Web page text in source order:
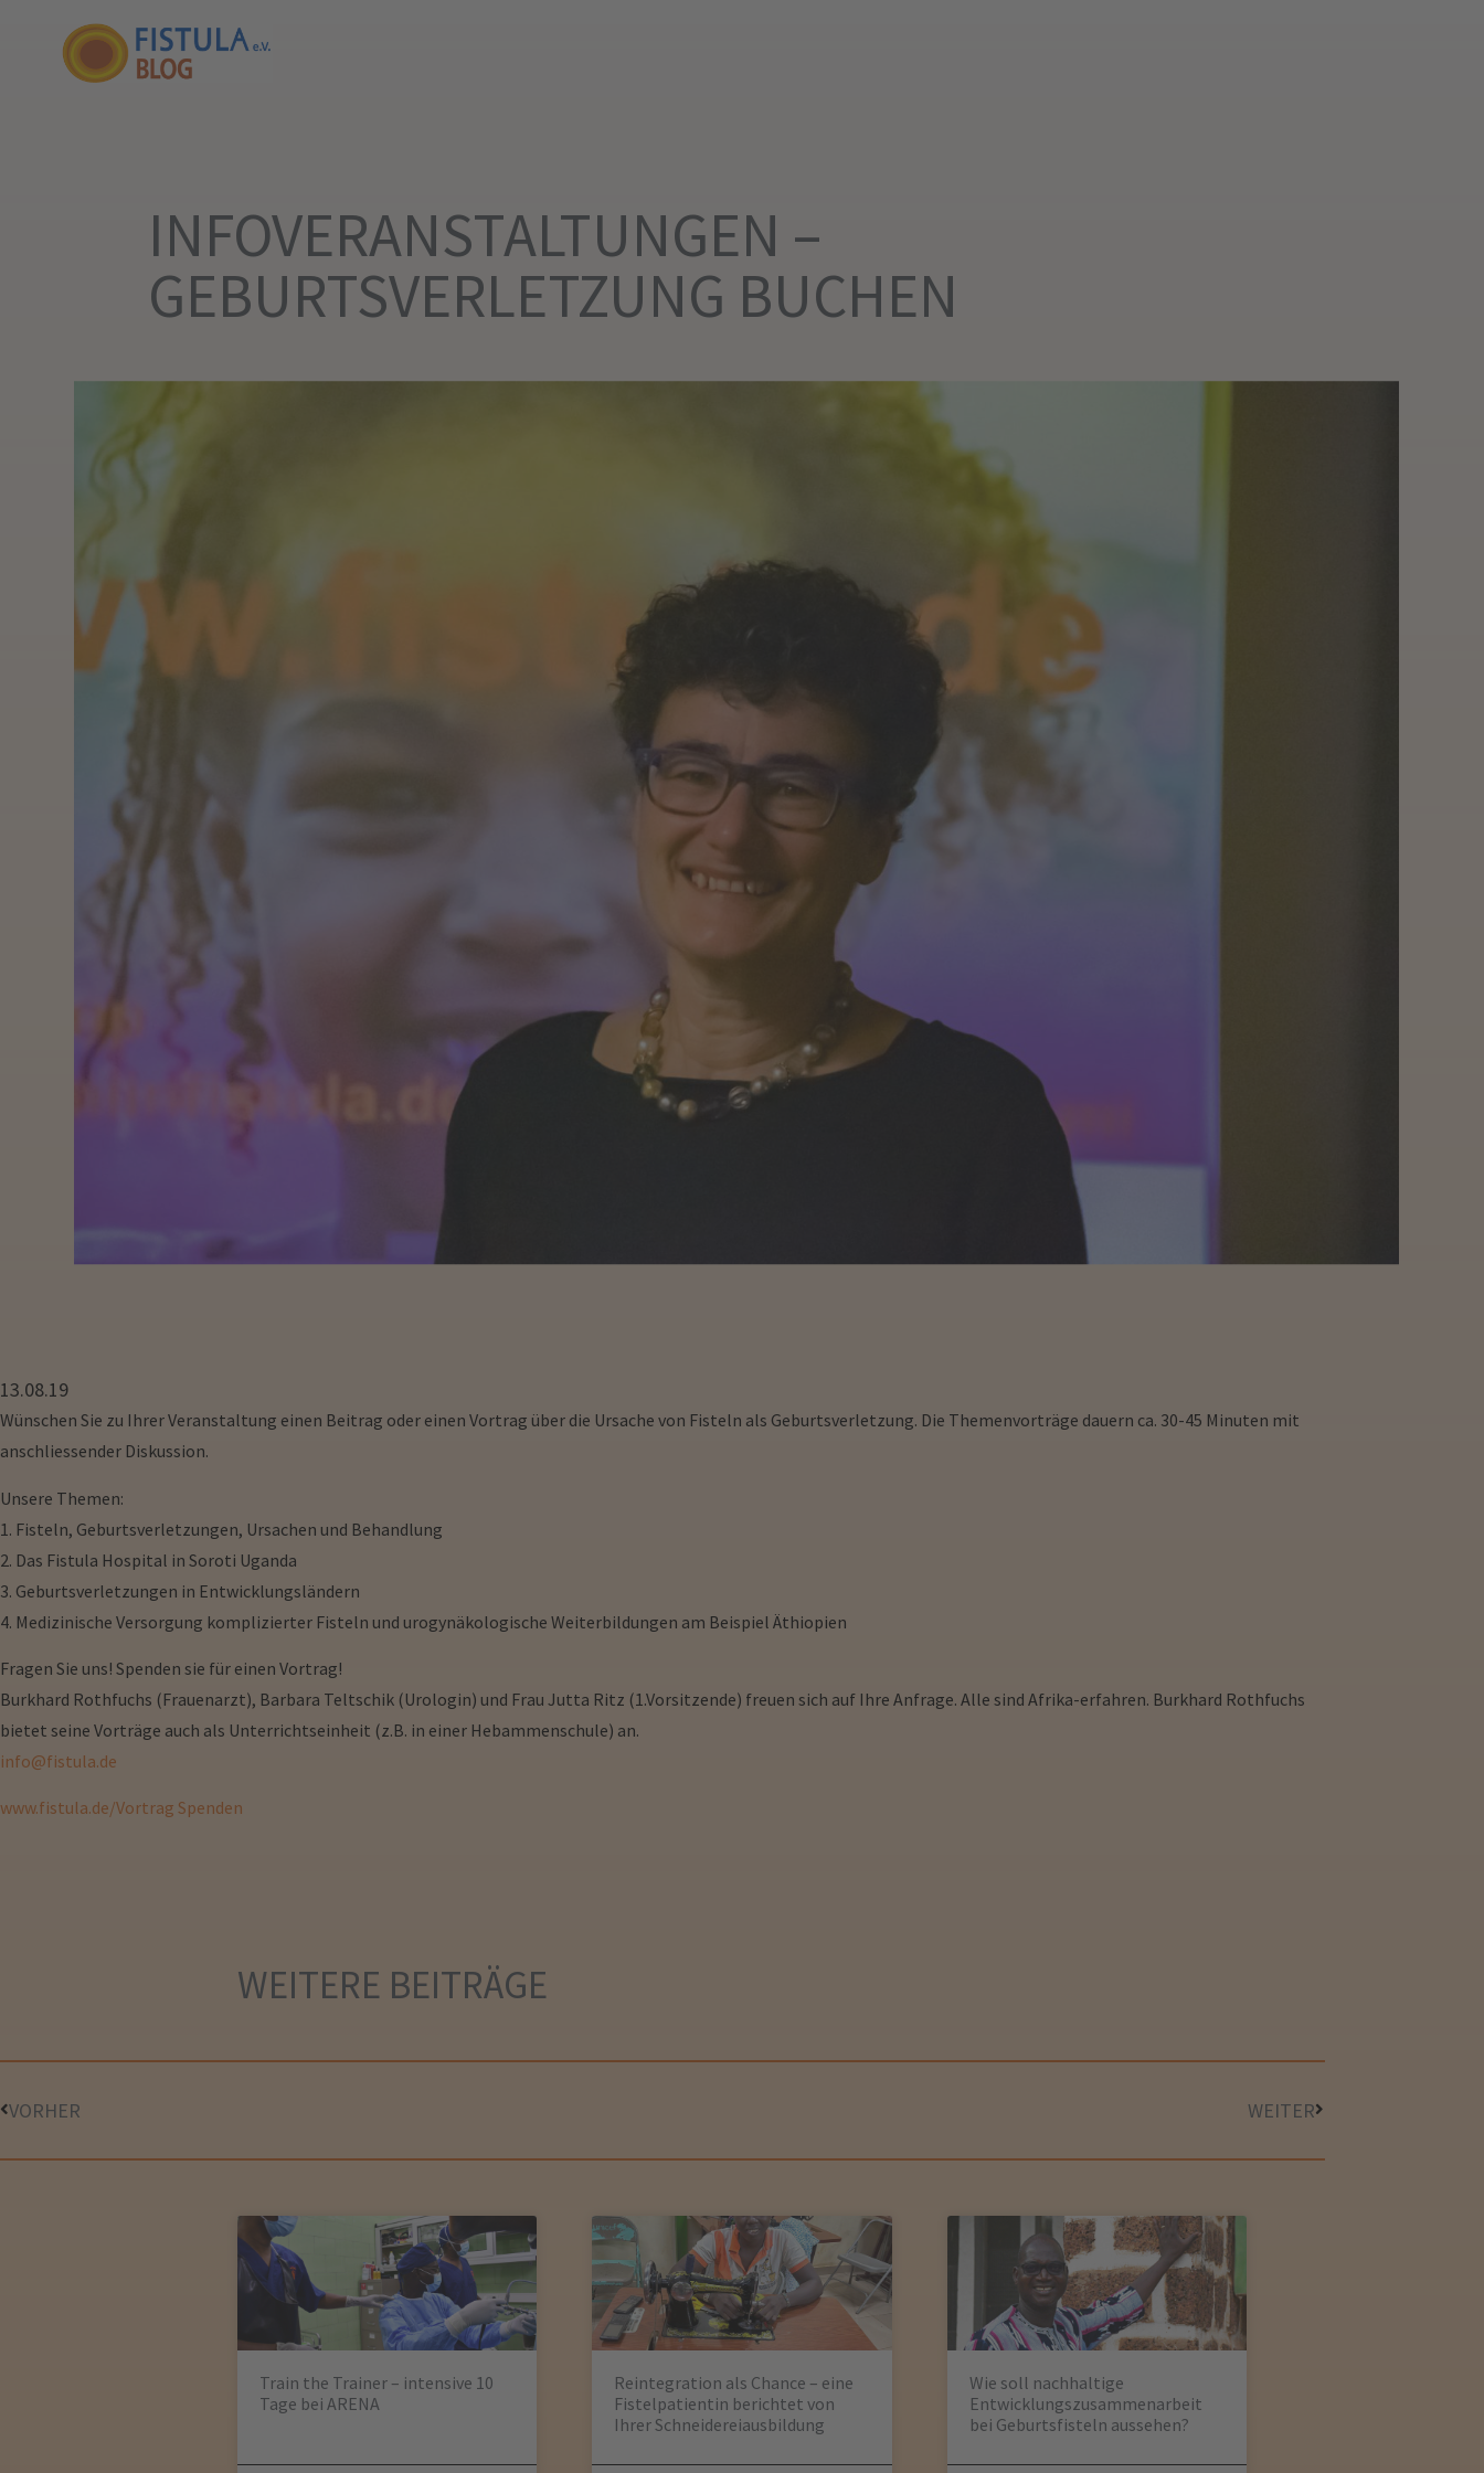
INFOVERANSTALTUNGEN –
GEBURTSVERLETZUNG BUCHEN
13.08.19
Wünschen Sie zu Ihrer Veranstaltung einen Beitrag oder einen Vortrag über die Ursache von Fisteln als Geburtsverletzung. Die Themenvorträge dauern ca. 30-45 Minuten mit
anschliessender Diskussion.
Unsere Themen:
1. Fisteln, Geburtsverletzungen, Ursachen und Behandlung
2. Das Fistula Hospital in Soroti Uganda
3. Geburtsverletzungen in Entwicklungsländern
4. Medizinische Versorgung komplizierter Fisteln und urogynäkologische Weiterbildungen am Beispiel Äthiopien
Fragen Sie uns! Spenden sie für einen Vortrag!
Burkhard Rothfuchs (Frauenarzt), Barbara Teltschik (Urologin) und Frau Jutta Ritz (1.Vorsitzende) freuen sich auf Ihre Anfrage. Alle sind Afrika-erfahren. Burkhard Rothfuchs
bietet seine Vorträge auch als Unterrichtseinheit (z.B. in einer Hebammenschule) an.
info@fistula.de
www.fistula.de/Vortrag Spenden
WEITERE BEITRÄGE
VORHER WEITER
Train the Trainer – intensive 10
Tage bei ARENA
Reintegration als Chance – eine
Fistelpatientin berichtet von
Ihrer Schneidereiausbildung
Wie soll nachhaltige
Entwicklungszusammenarbeit
bei Geburtsfisteln aussehen?